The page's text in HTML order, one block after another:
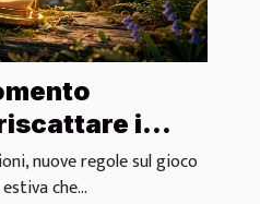
i
nuove regole sul gioco
che...